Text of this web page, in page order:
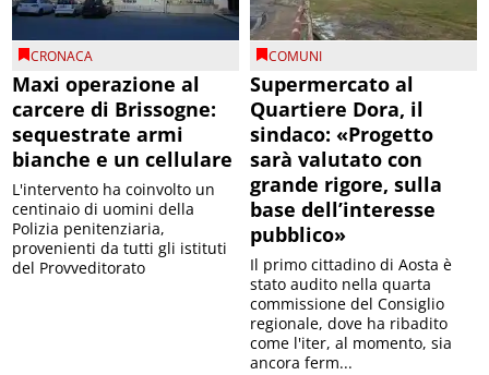
CRONACA
Maxi operazione al
carcere di Brissogne:
sequestrate armi
bianche e un cellulare
L'intervento ha coinvolto un
centinaio di uomini della
Polizia penitenziaria,
provenienti da tutti gli istituti
del Provveditorato
COMUNI
Supermercato al
Quartiere Dora, il
sindaco: «Progetto
sarà valutato con
grande rigore, sulla
base dell’interesse
pubblico»
Il primo cittadino di Aosta è
stato audito nella quarta
commissione del Consiglio
regionale, dove ha ribadito
come l'iter, al momento, sia
ancora ferm...